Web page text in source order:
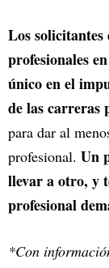
Los solicitantes
profesionales
único en el
de las carreras
para dar al
profesional. Un
llevar a otro, y
profesional
*Con